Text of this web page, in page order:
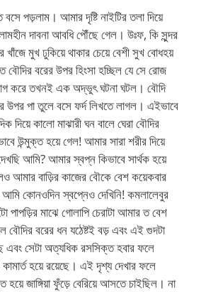
বসে পড়লাম। আমার দৃষ্টি নাইটির তলা দিয়ে
দাবনা আবধি পৌঁছে গেল। উঃফ, কি সুন্দর
খাঁজে মুখ ঢুকিয়ে থাকার চেয়ে বেশী সুখ বোধহয়
বরের উপর হিংসা হচ্ছিল যে সে রোজ
করে তখনই এক অদ্ভুৎ ঘটনা ঘটল। বৌদি
উপর পা তুলে বসে ফর্দ লিখতে লাগল। এইভাবে
দিয়ে কালো মাঝারী ঘন বালে ঘেরা বৌদির
উন্মুক্ত হয়ে গেল! আমার সারা শরীর দিয়ে
আমি? আমার স্বপ্ন কিভাবে সার্থক হয়ে
আমার বাড়ির কাজের বৌকে বেশ কয়েকবার
কোনওদিন স্বপ্নেও দেখিনি! কমলালেবুর
মাঝে গোলাপি চেরাটা আমার ত বেশ
বরের ধন যঠেষ্টই বড় এবং এই গুদটা
এবং সেটা অত্যধিক রসসিক্ত হবার ফলে
হয়ে রয়েছে। এই দৃশ্য দেখার ফলে
জাঙ্গিয়া ফুঁড়ে বেরিয়ে আসতে চাইছিল। না